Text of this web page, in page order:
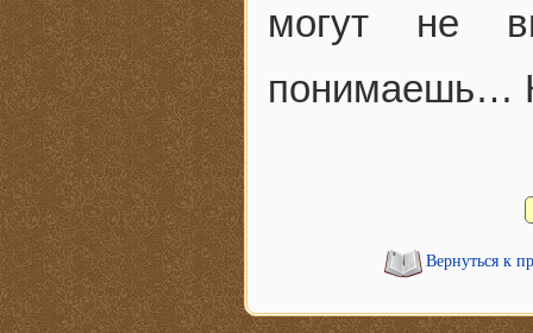
могут не
понимаешь…
Вернуться к